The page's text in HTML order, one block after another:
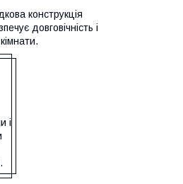
конструкція
довговічність і
і